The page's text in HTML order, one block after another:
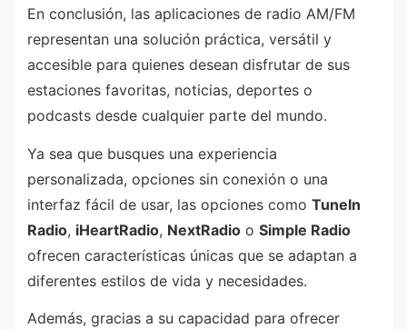
En conclusión, las aplicaciones de radio AM/FM
representan una solución práctica, versátil y
accesible para quienes desean disfrutar de sus
estaciones favoritas, noticias, deportes o
podcasts desde cualquier parte del mundo.
Ya sea que busques una experiencia
personalizada, opciones sin conexión o una
interfaz fácil de usar, las opciones como TuneIn
Radio, iHeartRadio, NextRadio o Simple Radio
ofrecen características únicas que se adaptan a
diferentes estilos de vida y necesidades.
Además, gracias a su capacidad para ofrecer